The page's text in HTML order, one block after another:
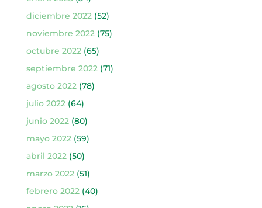
diciembre 2022(52)
noviembre 2022(75)
octubre 2022(65)
septiembre 2022(71)
agosto 2022(78)
julio 2022(64)
junio 2022(80)
mayo 2022(59)
abril 2022(50)
marzo 2022(51)
febrero 2022(40)